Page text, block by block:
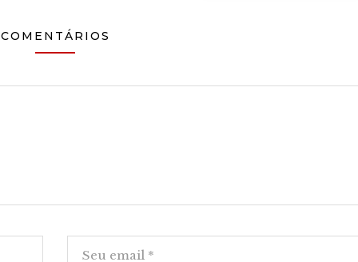
COMENTÁRIOS